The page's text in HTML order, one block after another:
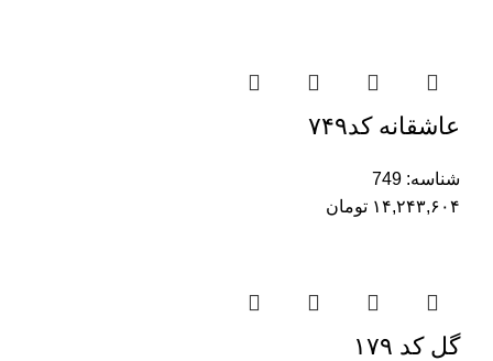
عاشقانه کد۷۴۹
شناسه: 749
۱۴,۲۴۳,۶۰۴ تومان
گل کد ۱۷۹